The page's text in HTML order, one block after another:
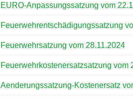
EURO-Anpassungssatzung vom
Feuerwehrentschädigungssatzung
Feuerwehrsatzung vom 28.11.2024
Feuerwehrkostenersatzsatzung vom
Aenderungssatzung-Kostenersatz